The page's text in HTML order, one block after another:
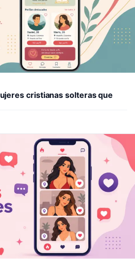
cristianas solteras que